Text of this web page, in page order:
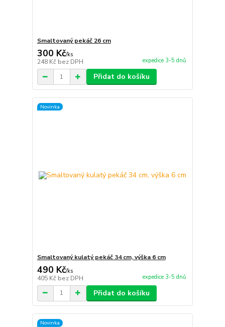
Smaltovaný pekáč 26 cm
300 Kč/ks
248 Kč bez DPH expedice 3-5 dnů
Přidat do košíku
Novinka
Smaltovaný kulatý pekáč 34 cm, výška 6 cm
490 Kč/ks
405 Kč bez DPH expedice 3-5 dnů
Přidat do košíku
Novinka